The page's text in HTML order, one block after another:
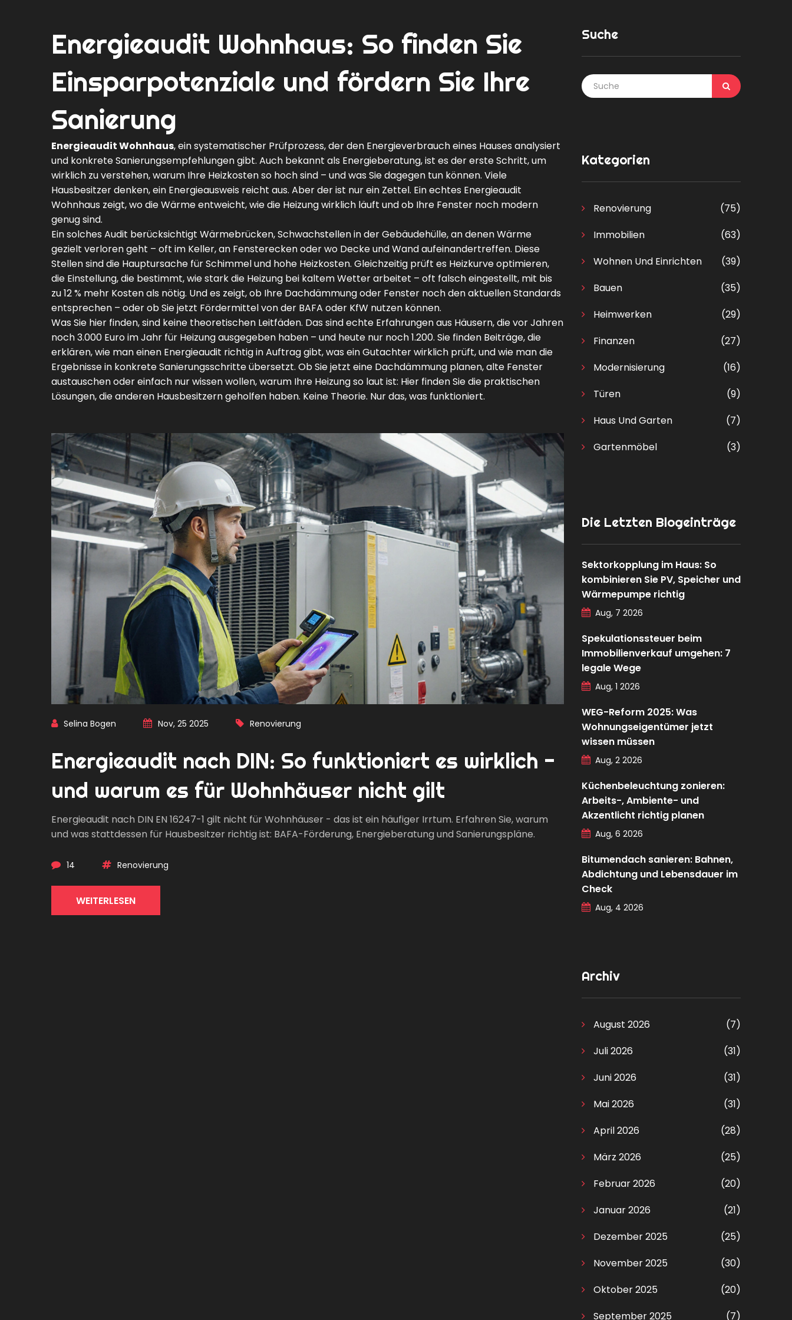
Energieaudit Wohnhaus: So finden Sie
Einsparpotenziale und fördern Sie Ihre
Sanierung
Energieaudit Wohnhaus,ein systematischer Prüfprozess, der den Energieverbrauch eines Hauses analysiert
und konkrete Sanierungsempfehlungen gibt. Auch bekannt als Energieberatung, ist es der erste Schritt, um
wirklich zu verstehen, warum Ihre Heizkosten so hoch sind – und was Sie dagegen tun können. Viele
Hausbesitzer denken, ein Energieausweis reicht aus. Aber der ist nur ein Zettel. Ein echtes Energieaudit
Wohnhaus zeigt, wo die Wärme entweicht, wie die Heizung wirklich läuft und ob Ihre Fenster noch modern
genug sind.
Ein solches Audit berücksichtigt Wärmebrücken,Schwachstellen in der Gebäudehülle, an denen Wärme
gezielt verloren geht – oft im Keller, an Fensterecken oder wo Decke und Wand aufeinandertreffen. Diese
Stellen sind die Hauptursache für Schimmel und hohe Heizkosten. Gleichzeitig prüft es Heizkurve optimieren,
die Einstellung, die bestimmt, wie stark die Heizung bei kaltem Wetter arbeitet – oft falsch eingestellt, mit bis
zu 12 % mehr Kosten als nötig. Und es zeigt, ob Ihre Dachdämmung oder Fenster noch den aktuellen Standards
entsprechen – oder ob Sie jetzt Fördermittel von der BAFA oder KfW nutzen können.
Was Sie hier finden, sind keine theoretischen Leitfäden. Das sind echte Erfahrungen aus Häusern, die vor Jahren
noch 3.000 Euro im Jahr für Heizung ausgegeben haben – und heute nur noch 1.200. Sie finden Beiträge, die
erklären, wie man einen Energieaudit richtig in Auftrag gibt, was ein Gutachter wirklich prüft, und wie man die
Ergebnisse in konkrete Sanierungsschritte übersetzt. Ob Sie jetzt eine Dachdämmung planen, alte Fenster
austauschen oder einfach nur wissen wollen, warum Ihre Heizung so laut ist: Hier finden Sie die praktischen
Lösungen, die anderen Hausbesitzern geholfen haben. Keine Theorie. Nur das, was funktioniert.
Selina Bogen Nov, 25 2025 Renovierung
Energieaudit nach DIN: So funktioniert es wirklich -
und warum es für Wohnhäuser nicht gilt
Energieaudit nach DIN EN 16247-1 gilt nicht für Wohnhäuser - das ist ein häufiger Irrtum. Erfahren Sie, warum
und was stattdessen für Hausbesitzer richtig ist: BAFA-Förderung, Energieberatung und Sanierungspläne.
14 Renovierung
WEITERLESEN
Suche
Kategorien
Renovierung
(75)
Immobilien
(63)
Wohnen Und Einrichten
(39)
Bauen
(35)
Heimwerken
(29)
Finanzen
(27)
Modernisierung
(16)
Türen
(9)
Haus Und Garten
(7)
Gartenmöbel
(3)
Die Letzten Blogeinträge
Sektorkopplung im Haus: So
kombinieren Sie PV, Speicher und
Wärmepumpe richtig
Aug, 7 2026
Spekulationssteuer beim
Immobilienverkauf umgehen: 7
legale Wege
Aug, 1 2026
WEG-Reform 2025: Was
Wohnungseigentümer jetzt
wissen müssen
Aug, 2 2026
Küchenbeleuchtung zonieren:
Arbeits-, Ambiente- und
Akzentlicht richtig planen
Aug, 6 2026
Bitumendach sanieren: Bahnen,
Abdichtung und Lebensdauer im
Check
Aug, 4 2026
Archiv
August 2026
(7)
Juli 2026
(31)
Juni 2026
(31)
Mai 2026
(31)
April 2026
(28)
März 2026
(25)
Februar 2026
(20)
Januar 2026
(21)
Dezember 2025
(25)
November 2025
(30)
Oktober 2025
(20)
September 2025
(7)